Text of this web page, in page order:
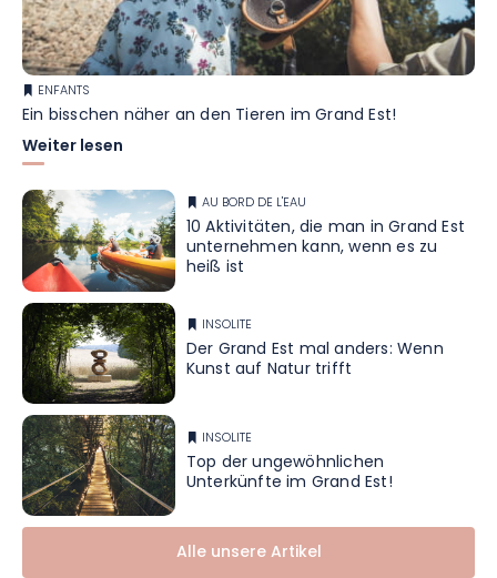
ENFANTS
Ein bisschen näher an den Tieren im Grand Est!
Weiter lesen
AU BORD DE L'EAU
10 Aktivitäten, die man in Grand Est
unternehmen kann, wenn es zu
heiß ist
INSOLITE
Der Grand Est mal anders: Wenn
Kunst auf Natur trifft
INSOLITE
Top der ungewöhnlichen
Unterkünfte im Grand Est!
Alle unsere Artikel